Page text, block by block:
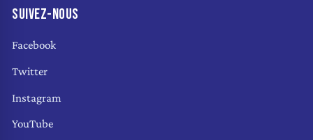
SUIVEZ-NOUS
Facebook
Twitter
Instagram
YouTube